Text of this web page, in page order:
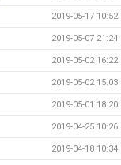
2019-05-17 10:52
2019-05-07 21:24
2019-05-02 16:22
2019-05-02 15:03
2019-05-01 18:20
2019-04-25 10:26
2019-04-18 10:34